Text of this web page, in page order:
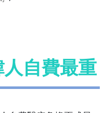
自費最重